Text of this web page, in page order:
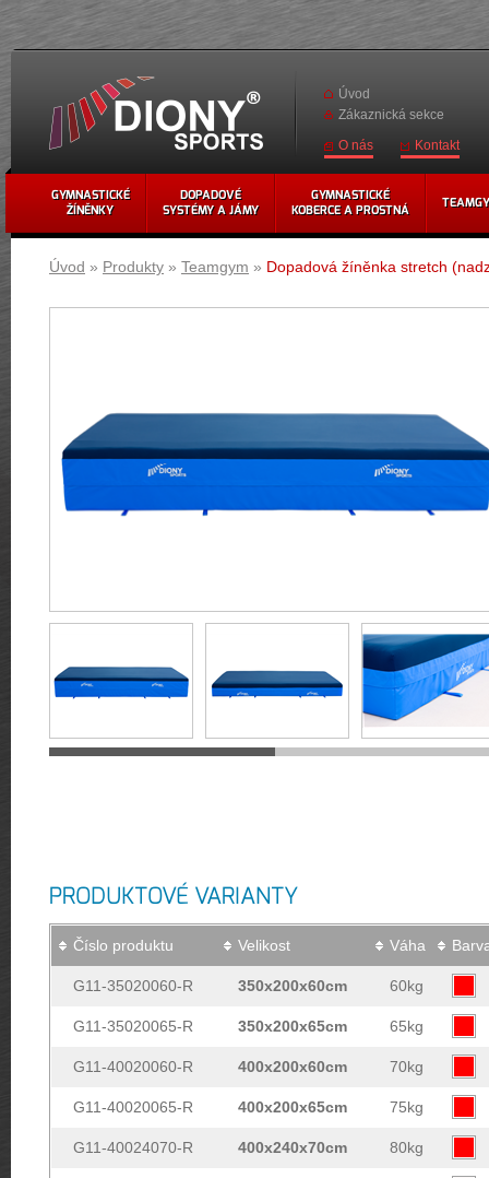
GYMNASTICKÉ
ŽÍNĚNKY
DOPADOVÉ
SYSTÉMY A JÁMY
GYMNASTICKÉ
KOBERCE A PROSTNÁ
Úvod
Zákaznická sekce
O nás Kontakt
Úvod » Produkty » Teamgym » Dopadová žíněnka stretch
PRODUKTOVÉ VARIANTY
Číslo produktu Velikost Váha
G11-35020060-R 350x200x60cm 60kg
G11-35020065-R 350x200x65cm 65kg
G11-40020060-R 400x200x60cm 70kg
G11-40020065-R 400x200x65cm 75kg
G11-40024070-R 400x240x70cm 80kg